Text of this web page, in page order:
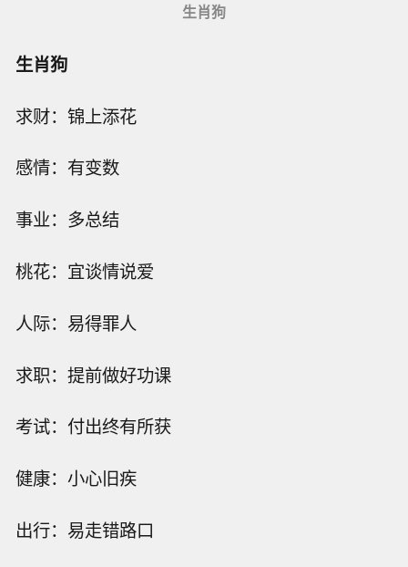
生肖狗
生肖狗
求财：锦上添花
感情：有变数
事业：多总结
桃花：宜谈情说爱
人际：易得罪人
求职：提前做好功课
考试：付出终有所获
健康：小心旧疾
出行：易走错路口